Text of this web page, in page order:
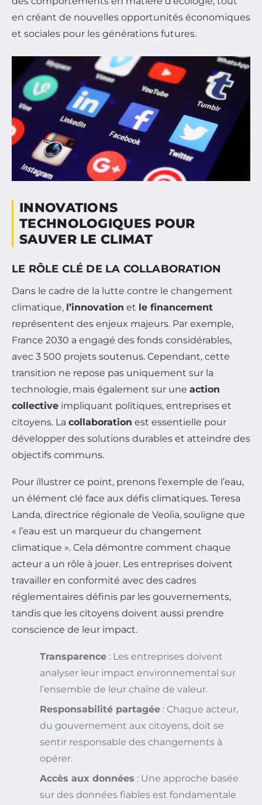
en créant de nouvelles opportunités économiques
et sociales pour les générations futures.
INNOVATIONS
TECHNOLOGIQUES POUR
SAUVER LE CLIMAT
LE RÔLE CLÉ DE LA COLLABORATION
Dans le cadre de la lutte contre le changement
climatique, l’innovation et le financement
représentent des enjeux majeurs. Par exemple,
France 2030 a engagé des fonds considérables,
avec 3 500 projets soutenus. Cependant, cette
transition ne repose pas uniquement sur la
technologie, mais également sur une action
collective impliquant politiques, entreprises et
citoyens. La collaboration est essentielle pour
développer des solutions durables et atteindre des
objectifs communs.
Pour illustrer ce point, prenons l’exemple de l’eau,
un élément clé face aux défis climatiques. Teresa
Landa, directrice régionale de Veolia, souligne que
« l’eau est un marqueur du changement
climatique ». Cela démontre comment chaque
acteur a un rôle à jouer. Les entreprises doivent
travailler en conformité avec des cadres
réglementaires définis par les gouvernements,
tandis que les citoyens doivent aussi prendre
conscience de leur impact.
Transparence : Les entreprises doivent
analyser leur impact environnemental sur
l’ensemble de leur chaîne de valeur.
Responsabilité partagée : Chaque acteur,
du gouvernement aux citoyens, doit se
sentir responsable des changements à
opérer.
Accès aux données : Une approche basée
sur des données fiables est fondamentale